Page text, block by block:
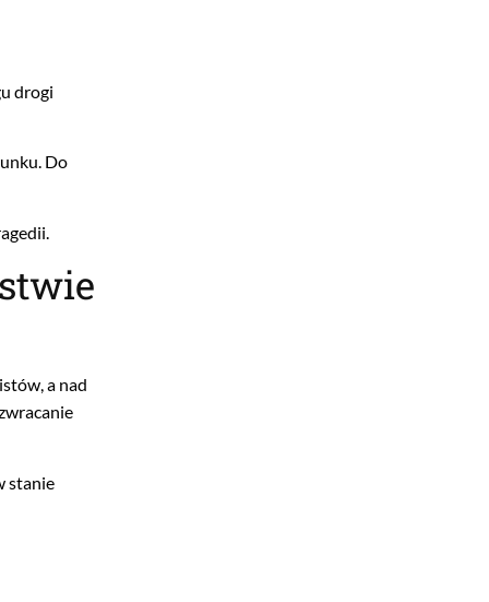
drogi
Do
a nad
stanie